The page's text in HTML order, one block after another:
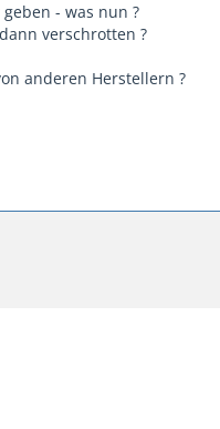
- was nun ?
verschrotten ?
anderen Herstellern ?